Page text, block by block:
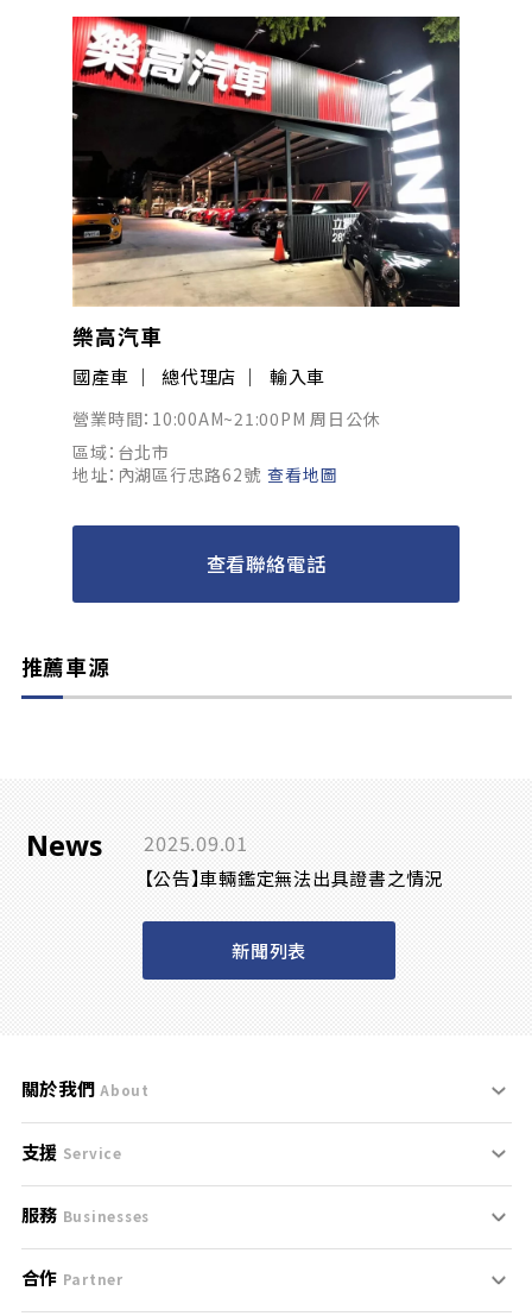
樂高汽車
國產車 總代理店 輸入車
營業時間：10:00AM~21:00PM 周日公休
區域：台北市
地址：內湖區行忠路62號 查看地圖
查看聯絡電話
推薦車源
News 2025.09.01
【公告】車輛鑑定無法出具證書之情況
新聞列表
關於我們 About
刊登規範
服務條款
免責聲明
支援 Service
支援中心
聯絡我們
服務 Businesses
什麼是Goo鑑定？
合作 Partner